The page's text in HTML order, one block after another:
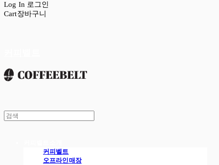
Log In 로그인
Cart장바구니
커피벨트
오프라인매장